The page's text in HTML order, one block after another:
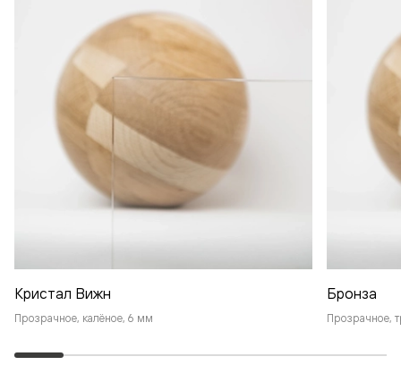
Кристал Вижн
Прозрачное, калёное, 6 мм
Бронза
Прозрачное,